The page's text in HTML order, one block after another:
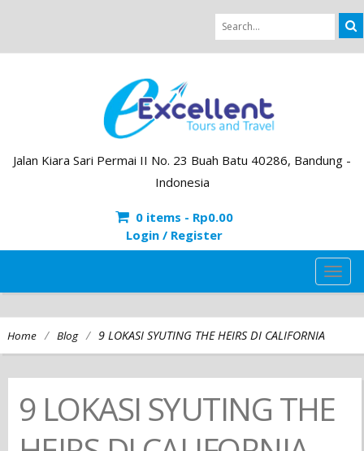
Jalan Kiara Sari Permai II No. 23 Buah Batu 40286, Bandung -
Indonesia
0 items - Rp0.00
Login / Register
Home / Blog / 9 LOKASI SYUTING THE HEIRS DI CALIFORNIA
9 LOKASI SYUTING THE